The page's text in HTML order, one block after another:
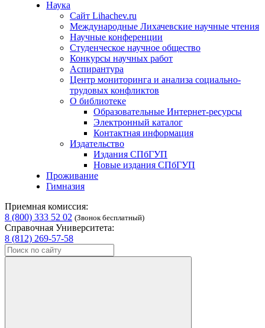
Наука
Сайт Lihachev.ru
Международные Лихачевские научные чтения
Научные конференции
Студенческое научное общество
Конкурсы научных работ
Аспирантура
Центр мониторинга и анализа социально-
трудовых конфликтов
О библиотеке
Образовательные Интернет-ресурсы
Электронный каталог
Контактная информация
Издательство
Издания СПбГУП
Новые издания СПбГУП
Проживание
Гимназия
Приемная комиссия:
8 (800) 333 52 02 (Звонок бесплатный)
Справочная Университета:
8 (812) 269-57-58